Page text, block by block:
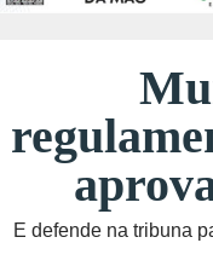
E defende na tribuna